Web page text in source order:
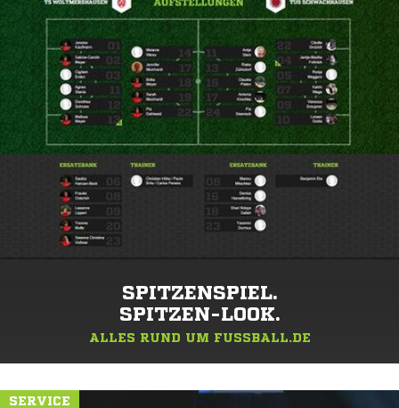
SPITZENSPIEL.
SPITZEN-LOOK.
ALLES RUND UM FUSSBALL.DE
SERVICE